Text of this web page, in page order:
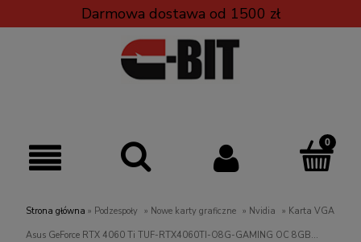
Darmowa dostawa od 1500 zł
Strona główna » Podzespoły » Nowe karty graficzne » Nvidia » Karta VGA
Asus GeForce RTX 4060 Ti TUF-RTX4060TI-O8G-GAMING OC 8GB